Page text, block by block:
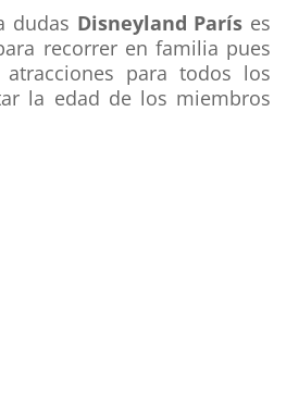
dudas Disneyland París es
recorrer en familia pues
atracciones para todos los
la edad de los miembros